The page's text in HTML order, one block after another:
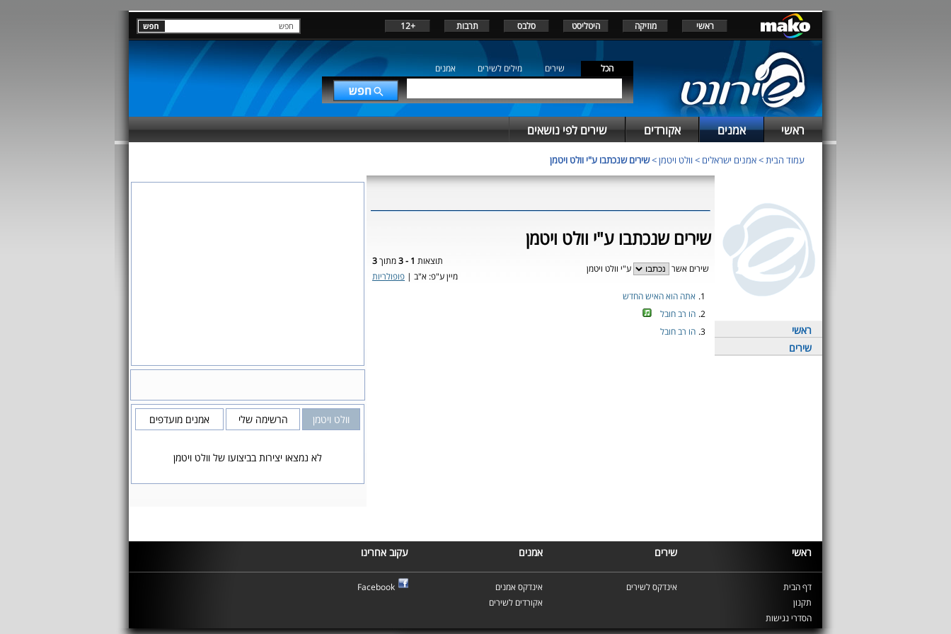
ראשי מוזיקה היטליסט סלבס תרבות +12
הכל שירים מילים לשירים אמנים
ראשי אמנים אקורדים שירים לפי נושאים
עמוד הבית>אמנים ישראלים > וולט ויטמן>שירים שנכתבו ע"י וולט ויטמן
ראשי
שירים
שירים שנכתבו ע"י וולט ויטמן
שירים אשר ע"י וולט ויטמן
תוצאות 1 - 3 מתוך3
מיין ע"פ: א"ב | פופולריות
1. אתה הוא האיש החדש
2. הו רב חובל
3. הו רב חובל
וולט ויטמן הרשימה שלי אמנים מועדפים
לא נמצאו יצירות בביצועו של וולט ויטמן
ראשי שירים אמנים עקוב אחרינו
דף הבית
תקנון
הסדרי נגישות
אינדקס לשירים
אינדקס אמנים
אקורדים לשירים
Facebook